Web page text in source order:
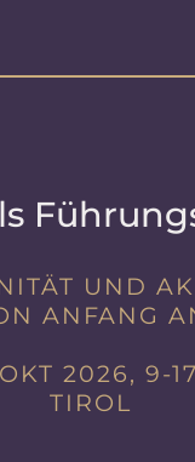
UND
ANFANG
2026, 9-
TIROL